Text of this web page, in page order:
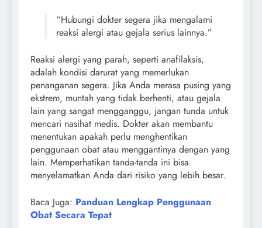
“Hubungi dokter segera jika mengalami
reaksi alergi atau gejala serius lainnya.”
Reaksi alergi yang parah, seperti anafilaksis,
adalah kondisi darurat yang memerlukan
penanganan segera. Jika Anda merasa pusing yang
ekstrem, muntah yang tidak berhenti, atau gejala
lain yang sangat mengganggu, jangan tunda untuk
mencari nasihat medis. Dokter akan membantu
menentukan apakah perlu menghentikan
penggunaan obat atau menggantinya dengan yang
lain. Memperhatikan tanda-tanda ini bisa
menyelamatkan Anda dari risiko yang lebih besar.
Baca Juga: Panduan Lengkap Penggunaan
Obat Secara Tepat